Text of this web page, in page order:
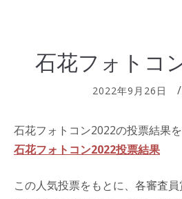
石花フォトコ
2022年9月26日
石花フォトコン2022の投票結果を
石花フォトコン2022投票結果
この人気投票をもとに、各審査員